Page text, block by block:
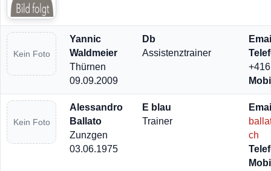
Kein Foto
Yannic
Waldmeier
Thürnen
09.09.2009
Db
Assistenztrainer
Kein Foto
Alessandro
Ballato
Zunzgen
03.06.1975
E blau
Trainer
ch